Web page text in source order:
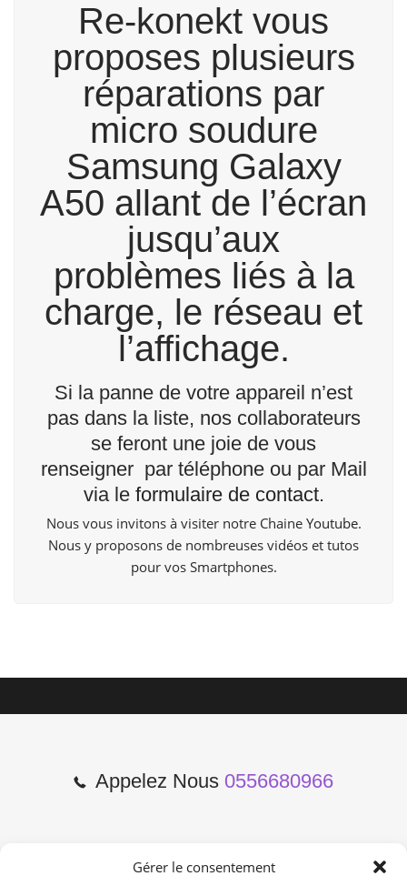
Gérer le consentement
Re-konekt vous
proposes plusieurs
réparations par
micro soudure
Samsung Galaxy
A50 allant de l’écran
jusqu’aux
problèmes liés à la
charge, le réseau et
l’affichage.
Si la panne de votre appareil n’est
pas dans la liste, nos collaborateurs
se feront une joie de vous
renseigner par téléphone ou par Mail
via le formulaire de contact.
Nous vous invitons à visiter notre Chaine Youtube.
Nous y proposons de nombreuses vidéos et tutos
pour vos Smartphones.
Appelez Nous 0556680966
2 Cours de l'Yser 33800